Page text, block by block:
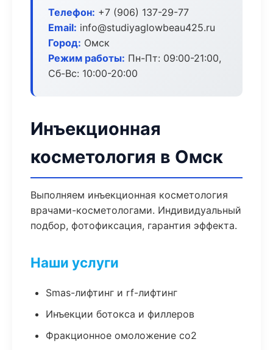
Телефон: +7 (906) 137-29-77
Email: info@studiyaglowbeau425.ru
Город: Омск
Режим работы: Пн-Пт: 09:00-21:00,
Сб-Вс: 10:00-20:00
Инъекционная
косметология в Омск
Выполняем инъекционная косметология
врачами-косметологами. Индивидуальный
подбор, фотофиксация, гарантия эффекта.
Наши услуги
Smas-лифтинг и rf-лифтинг
Инъекции ботокса и филлеров
Фракционное омоложение co2